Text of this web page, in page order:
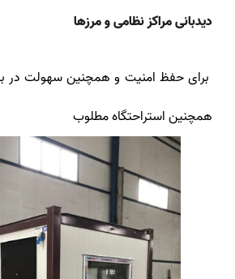
دیدبانی مراکز نظامی و مرزها
برای حفظ امنیت و همچنین سهولت در
همچنین استراحتگاه مطلوب